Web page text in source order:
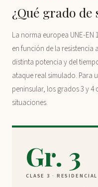
¿Qué grado
La norma europea UNE-EN
en función de la resistencia
distinta potencia y del
ataque real simulado. Para
peninsular, los grados 3 y
situaciones.
Gr. 3
CLASE 3 ·